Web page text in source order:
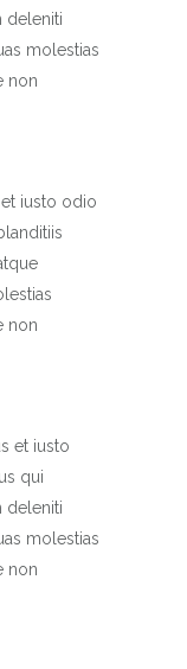
deleniti
molestias
non
iusto odio
non
et iusto
qui
deleniti
molestias
non